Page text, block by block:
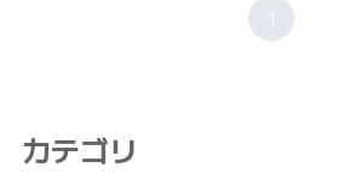
1
カテゴリ